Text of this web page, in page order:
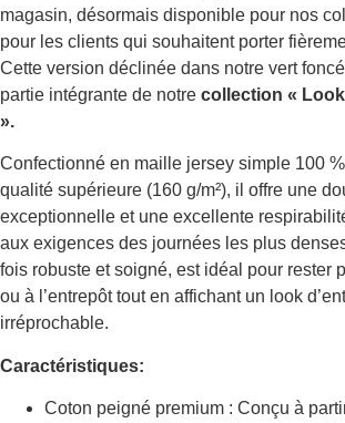
magasin, désormais disponible pour nos
pour les clients qui souhaitent porter
Cette version déclinée dans notre vert
partie intégrante de notre collection «
».
Confectionné en maille jersey simple 100
qualité supérieure (160 g/m²), il offre une
exceptionnelle et une excellente
aux exigences des journées les plus
fois robuste et soigné, est idéal pour rester
ou à l’entrepôt tout en affichant un look
irréprochable.
Caractéristiques:
Coton peigné premium : Conçu à